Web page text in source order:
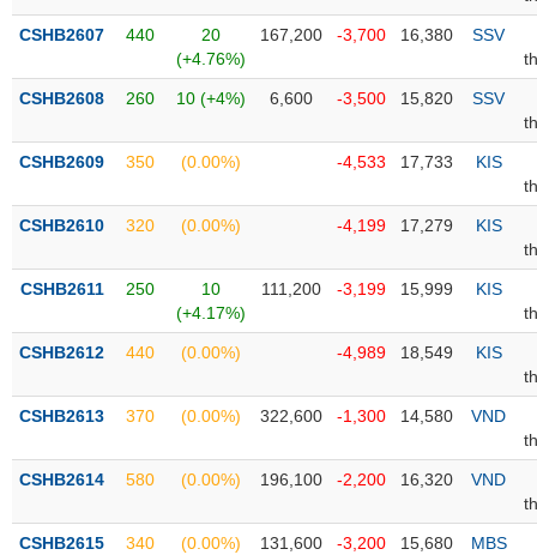
Niêm
bổ
sung
Hủy
niêm
Theo
đặc
Không
ký
quỹ
Danh
mục
CSHB2607 440
20
(+4.76%)
167,200 -3,700 16,380
SSV
CSHB2608 260 10 (+4%) 6,600 -3,500 15,820
SSV
CSHB2609 350 (0.00%) -4,533 17,733
KIS
CSHB2610 320 (0.00%) -4,199 17,279
KIS
CSHB2611 250
10
(+4.17%)
111,200 -3,199 15,999
KIS
CSHB2612 440 (0.00%) -4,989 18,549
KIS
CSHB2613 370 (0.00%) 322,600 -1,300 14,580
VND
CSHB2614 580 (0.00%) 196,100 -2,200 16,320 VND
CSHB2615 340 (0.00%) 131,600 -3,200 15,680
MBS
PHÁI
SINH
PHIẾU
ĐẦU
XUẤT
LIỆU
TIN